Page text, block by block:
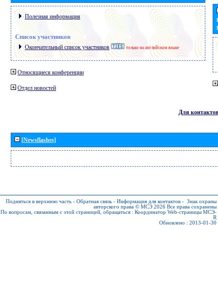
Полезная информация
Список участников
Окончательный список участников только на английском языке
Относящиеся конференции
Отдел новостей
Для контактов
[Newsflashes]
Подняться в верхнюю часть - Обратная связь - Информация для контактов - Знак охраны
авторского права © МСЭ 2026 Все права сохранены
По вопросам, связанным с этой страницей, обращаться : Координатор Web-страницы МСЭ-
R
Обновлено : 2013-01-30